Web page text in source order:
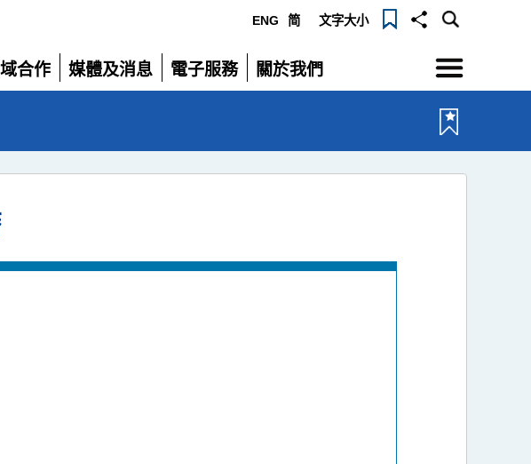
ENG 简 文字大小
合作
媒體及消息
展
電子服務
展
關於我們
展
選
單